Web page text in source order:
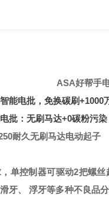
ASA好帮手
能电批，免换碳刷+1000
批：无刷马达+0碳粉污
单控制器可驱动2把螺丝
牙、 浮牙等多种不良品